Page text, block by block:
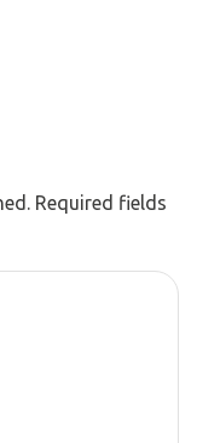
Required fields